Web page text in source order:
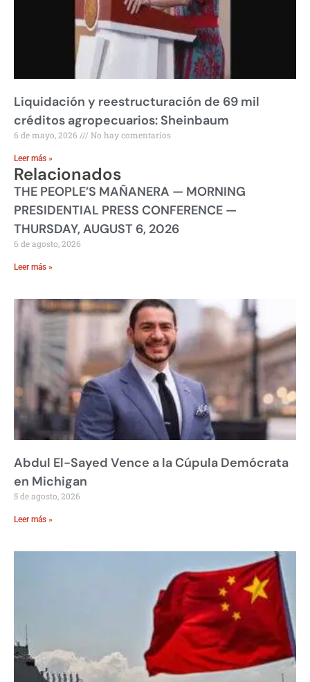
Liquidación y reestructuración de 69 mil
créditos agropecuarios: Sheinbaum
6 de mayo, 2026 No hay comentarios
Leer más »
Relacionados
THE PEOPLE’S MAÑANERA — MORNING
PRESIDENTIAL PRESS CONFERENCE —
THURSDAY, AUGUST 6, 2026
6 de agosto, 2026
Leer más »
Abdul El-Sayed Vence a la Cúpula Demócrata
en Michigan
5 de agosto, 2026
Leer más »